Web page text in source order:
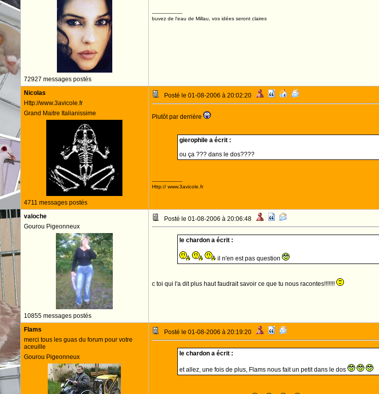
72927 messages postés
--------------------
buvez de l'eau de Millau, vos idées seront claires
Nicolas
Http://www.3avicole.fr
Grand Maitre Italianissime
4711 messages postés
Posté le 01-08-2006 à 20:02:20
Plutôt par derrière
gierophile a écrit :
ou ça ??? dans le dos????
--------------------
Http:// www.3avicole.fr
valoche
Gourou Pigeonneux
10855 messages postés
Posté le 01-08-2006 à 20:06:48
le chardon a écrit :
il n'en est pas question
c toi qui l'a dit plus haut faudrait savoir ce que tu nous racontes!!!!!!!
Flams
merci tous les guas du forum pour votre
aceuille
Gourou Pigeonneux
Posté le 01-08-2006 à 20:19:20
le chardon a écrit :
et allez, une fois de plus, Flams nous fait un petit dans le dos